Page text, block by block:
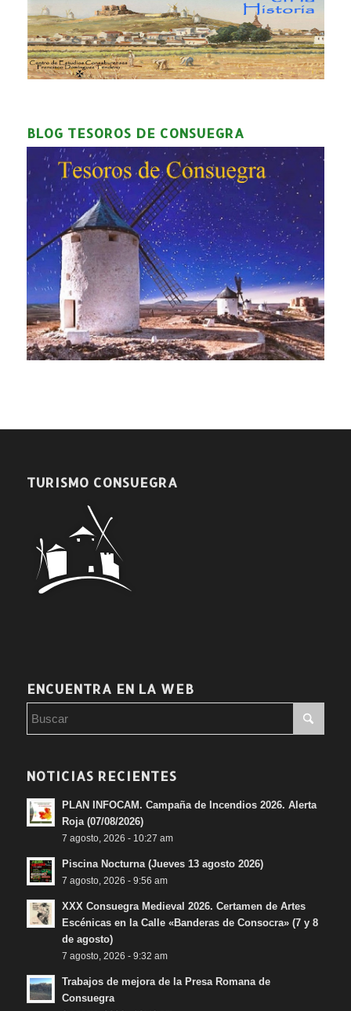
BLOG TESOROS DE CONSUEGRA
TURISMO CONSUEGRA
ENCUENTRA EN LA WEB
NOTICIAS RECIENTES
PLAN INFOCAM. Campaña de Incendios 2026. Alerta
Roja (07/08/2026)
7 agosto, 2026 - 10:27 am
Piscina Nocturna (Jueves 13 agosto 2026)
7 agosto, 2026 - 9:56 am
XXX Consuegra Medieval 2026. Certamen de Artes
Escénicas en la Calle «Banderas de Consocra» (7 y 8
de agosto)
7 agosto, 2026 - 9:32 am
Trabajos de mejora de la Presa Romana de
Consuegra